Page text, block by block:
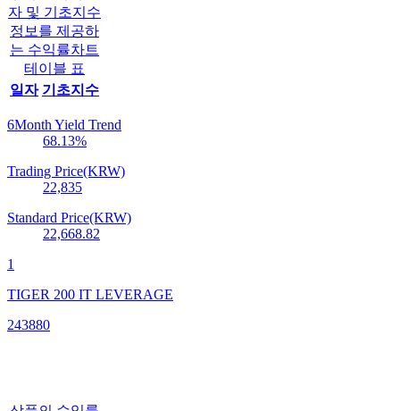
자 및 기초지수
정보를 제공하
는 수익률차트
테이블 표
일자 기초지수
6Month Yield Trend
68.13%
Trading Price(KRW)
22,835
Standard Price(KRW)
22,668.82
1
TIGER 200 IT LEVERAGE
243880